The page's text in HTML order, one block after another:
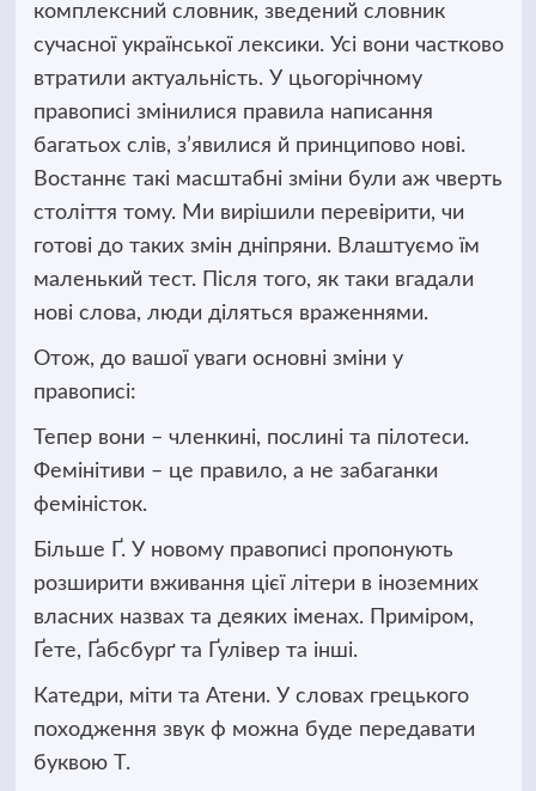
комплексний словник, зведений словник
сучасної української лексики. Усі вони частково
втратили актуальність. У цьогорічному
правописі змінилися правила написання
багатьох слів, з’явилися й принципово нові.
Востаннє такі масштабні зміни були аж чверть
століття тому. Ми вирішили перевірити, чи
готові до таких змін дніпряни. Влаштуємо їм
маленький тест. Після того, як таки вгадали
нові слова, люди діляться враженнями.
Отож, до вашої уваги основні зміни у
правописі:
Тепер вони – членкині, послині та пілотеси.
Фемінітиви – це правило, а не забаганки
феміністок.
Більше Ґ. У новому правописі пропонують
розширити вживання цієї літери в іноземних
власних назвах та деяких іменах. Приміром,
Ґете, Ґабсбурґта Ґуліверта інші.
Катедри, міти та Атени. У словах грецького
походження звук ф можна буде передавати
буквою Т.